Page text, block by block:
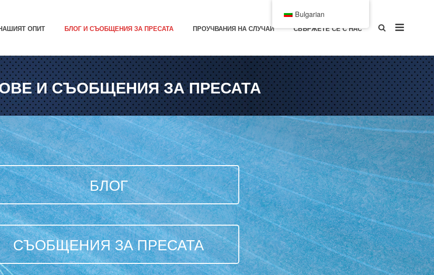
ОПИТ БЛОГ И СЪОБЩЕНИЯ ЗА ПРЕСАТА ПРОУЧВАНИЯ НА СЛУЧАИ СВЪРЖЕТЕ СЕ С НАС
И СЪОБЩЕНИЯ ЗА ПРЕСАТА
БЛОГ
СЪОБЩЕНИЯ ЗА ПРЕСАТА
Bulgarian